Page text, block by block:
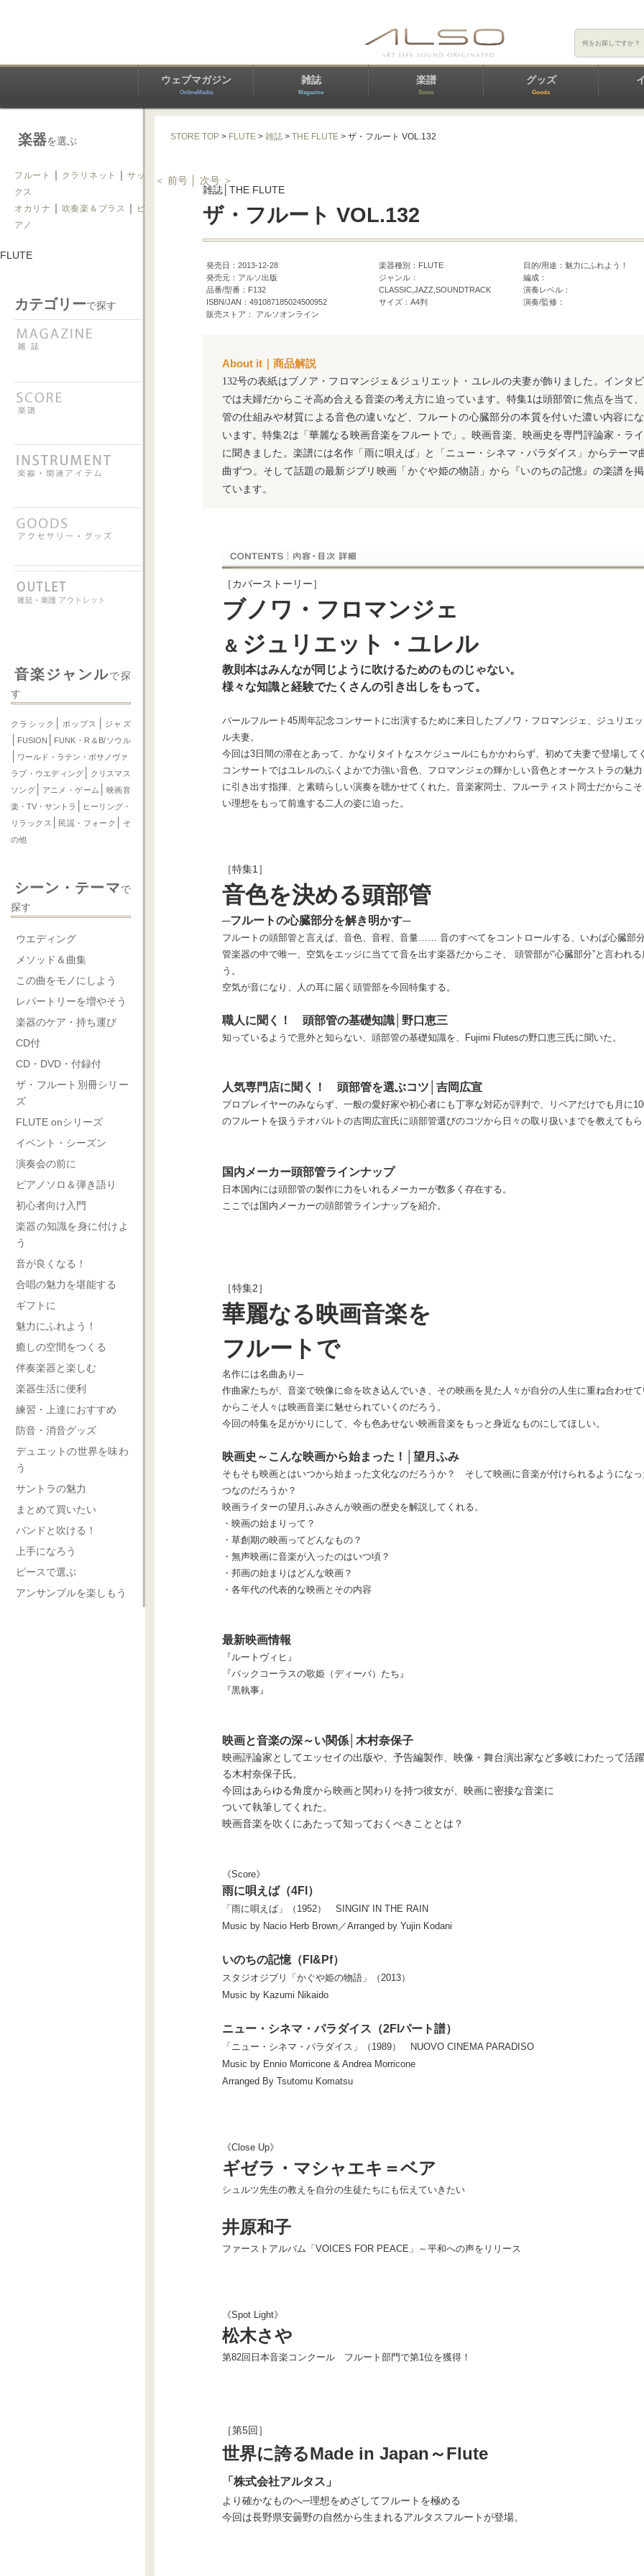
ウェブマガジン
OnlineMedia
雑誌
Magazine
楽譜
Score
グッズ
Goods
楽器を選ぶ
フルート ｜ クラリネット ｜ サッ
クス
オカリナ ｜ 吹奏楽＆ブラス ｜
ピ
アノ
FLUTE
カテゴリーで探す
音楽ジャンルで探
す
クラシック ポップス ジャズ
FUSION FUNK・R＆B/ソウル
ワールド・ラテン・ボサノヴァ
ラブ・ウエディング
クリスマス
ソング
アニメ・ゲーム
映画音
楽・TV・サントラ
ヒーリング・
リラックス
民謡・フォーク
そ
の他
シーン・テーマで
探す
ウエディング
メソッド＆曲集
この曲をモノにしよう
レパートリーを増やそう
楽器のケア・持ち運び
CD付
CD・DVD・付録付
ザ・フルート別冊シリー
ズ
FLUTE onシリーズ
イベント・シーズン
演奏会の前に
ピアノソロ＆弾き語り
初心者向け入門
楽器の知識を身に付けよ
う
音が良くなる！
合唱の魅力を堪能する
ギフトに
魅力にふれよう！
癒しの空間をつくる
伴奏楽器と楽しむ
楽器生活に便利
練習・上達におすすめ
防音・消音グッズ
デュエットの世界を味わ
う
サントラの魅力
まとめて買いたい
バンドと吹ける！
上手になろう
ピースで選ぶ
アンサンブルを楽しもう
STORE TOP > FLUTE >雑誌 >THE FLUTE > ザ・フルート VOL.132
＜ 前号 │
次号 ＞
雑誌│THE FLUTE
ザ・フルート VOL.132
発売日：2013-12-28
発売元：アルソ出版
品番/型番：F132
ISBN/JAN：491087185024500952
販売ストア： アルソオンライン
楽器種別：FLUTE
ジャンル：
CLASSIC,JAZZ,SOUNDTRACK
サイズ：A4判
目的/用途：魅力にふれよう！
編成：
演奏レベル：
演奏/監修：
About it｜商品解説
132号の表紙はブノア・フロマンジェ＆ジュリエット・ユレルの夫妻が飾りました。インタ
では夫婦だからこそ高め合える音楽の考え方に迫っています。 特集1は頭部管に焦点を当て
管の仕組みや材質による音色の違いなど、フルートの心臓部分の本質を付いた濃い内容に
います。特集2は「華麗なる映画音楽をフルートで」。映画音楽、 映画史を専門評論家・ラ
に聞きました。楽譜には名作「雨に唄えば」と「ニュー・シネマ・パラダイス」からテーマ
曲ずつ。そして話題の最新ジブリ映画「かぐや姫の物語」から『いのちの記憶』の楽譜を
ています。
［カバーストーリー］
ブノワ・フロマンジェ
＆ ジュリエット・ユレル
教則本はみんなが同じように吹けるためのものじゃない。
様々な知識と経験でたくさんの引き出しをもって。
パールフルート45周年記念コンサートに出演するために来日したブノワ・フロマンジェ、ジュリエ
ル夫妻。
今回は3日間の滞在とあって、かなりタイトなスケジュールにもかかわらず、初めて夫妻で登場して
コンサートではユレルのふくよかで力強い音色、フロマンジェの輝かしい音色とオーケストラの魅
に引き出す指揮、と素晴らしい演奏を聴かせてくれた。音楽家同士、フルーティスト同士だからこ
い理想をもって前進する二人の姿に迫った。
［特集1］
音色を決める頭部管
─フルートの心臓部分を解き明かす─
フルートの頭部管と言えば、音色、音程、音量…… 音のすべてをコントロールする、いわば心臓部
管楽器の中で唯一、空気をエッジに当てて音を出す楽器だからこそ、 頭管部が“心臓部分”と言われ
う。
空気が音になり、人の耳に届く頭管部を今回特集する。
職人に聞く！ 頭部管の基礎知識│野口恵三
知っているようで意外と知らない、頭部管の基礎知識を、Fujimi Flutesの野口恵三氏に聞いた。
人気専門店に聞く！ 頭部管を選ぶコツ│吉岡広宣
プロプレイヤーのみならず、一般の愛好家や初心者にも丁寧な対応が評判で、リペアだけでも月に
のフルートを扱うテオバルトの吉岡広宣氏に頭部管選びのコツから日々の取り扱いまでを教えても
国内メーカー頭部管ラインナップ
日本国内には頭部管の製作に力をいれるメーカーが数多く存在する。
ここでは国内メーカーの頭部管ラインナップを紹介。
［特集2］
華麗なる映画音楽を
フルートで
名作には名曲あり─
作曲家たちが、音楽で映像に命を吹き込んでいき、その映画を見た人々が自分の人生に重ね合わせ
からこそ人々は映画音楽に魅せられていくのだろう。
今回の特集を足がかりにして、今も色あせない映画音楽をもっと身近なものにしてほしい。
映画史～こんな映画から始まった！│望月ふみ
そもそも映画とはいつから始まった文化なのだろうか？ そして映画に音楽が付けられるようにな
つなのだろうか？
映画ライターの望月ふみさんが映画の歴史を解説してくれる。
・映画の始まりって？
・草創期の映画ってどんなもの？
・無声映画に音楽が入ったのはいつ頃？
・邦画の始まりはどんな映画？
・各年代の代表的な映画とその内容
最新映画情報
『ルートヴィヒ』
『バックコーラスの歌姫（ディーバ）たち』
『黒執事』
映画と音楽の深～い関係│木村奈保子
映画評論家としてエッセイの出版や、予告編製作、映像・舞台演出家など多岐にわたって活
る木村奈保子氏。
今回はあらゆる角度から映画と関わりを持つ彼女が、映画に密接な音楽に
ついて執筆してくれた。
映画音楽を吹くにあたって知っておくべきこととは？
《Score》
雨に唄えば（4Fl）
「雨に唄えば」（1952） SINGIN' IN THE RAIN
Music by Nacio Herb Brown／Arranged by Yujin Kodani
いのちの記憶（Fl&Pf）
スタジオジブリ「かぐや姫の物語」（2013）
Music by Kazumi Nikaido
ニュー・シネマ・パラダイス（2Flパート譜）
「ニュー・シネマ・パラダイス」（1989） NUOVO CINEMA PARADISO
Music by Ennio Morricone & Andrea Morricone
Arranged By Tsutomu Komatsu
《Close Up》
ギゼラ・マシャエキ＝ベア
シュルツ先生の教えを自分の生徒たちにも伝えていきたい
井原和子
ファーストアルバム「VOICES FOR PEACE」～平和への声をリリース
《Spot Light》
松木さや
第82回日本音楽コンクール フルート部門で第1位を獲得！
［第5回］
世界に誇るMade in Japan～Flute
「株式会社アルタス」
より確かなものへ─理想をめざしてフルートを極める
今回は長野県安曇野の自然から生まれるアルタスフルートが登場。